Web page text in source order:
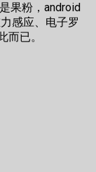
果粉，android
感应、电子罗
已。